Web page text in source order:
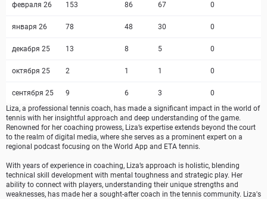
февраля 26 153 86 67 0
января 26 78 48 30 0
декабря 25 13 8 5 0
октября 25 2 1 1 0
сентября 25 9 6 3
0
Liza, a professional tennis coach, has made a significant impact in the world of
tennis with her insightful approach and deep understanding of the game.
Renowned for her coaching prowess, Liza’s expertise extends beyond the court
to the realm of digital media, where she serves as a prominent expert on a
regional podcast focusing on the World App and ETA tennis.
With years of experience in coaching, Liza’s approach is holistic, blending
technical skill development with mental toughness and strategic play. Her
ability to connect with players, understanding their unique strengths and
weaknesses, has made her a sought-after coach in the tennis community. Liza's